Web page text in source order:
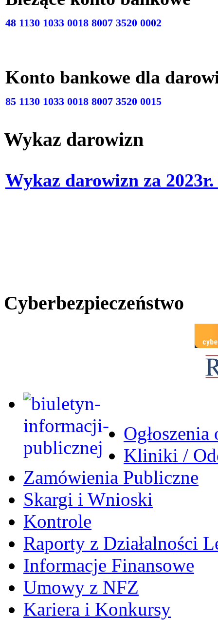
48 1130 1033 0018 8007 3520 0002
Konto bankowe dla
85 1130 1033 0018 8007 3520 0015
Wykaz darowizn
Wykaz darowizn za
Cyberbezpieczeństwo
Kliniki /
Zamówienia Publiczne
Skargi i Wnioski
Kontrole
Raporty z Działalności
Informacje Finansowe
Umowy z NFZ
Kariera i Konkursy